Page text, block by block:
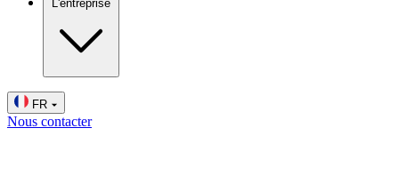
L'entreprise
FR
Nous contacter